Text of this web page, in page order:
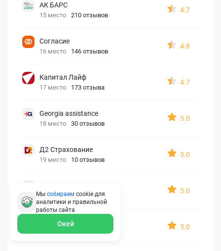
АК БАРС
15 место 210 отзывов
4.7
Согласие
16 место 146 отзывов
4.8
Капитал Лайф
17 место 173 отзыва
4.7
Georgia assistance
18 место 30 отзывов
5.0
Д2 Страхование
19 место 10 отзывов
5.0
20 место 7 отзывов
5.0
OxySport
5.0
Мы собираем cookie для
аналитики и правильной
работы сайта
Окей